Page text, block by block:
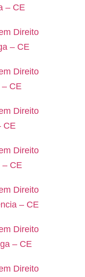
– CE
Direito
– CE
Direito
– CE
Direito
CE
Direito
– CE
Direito
– CE
Direito
– CE
Direito